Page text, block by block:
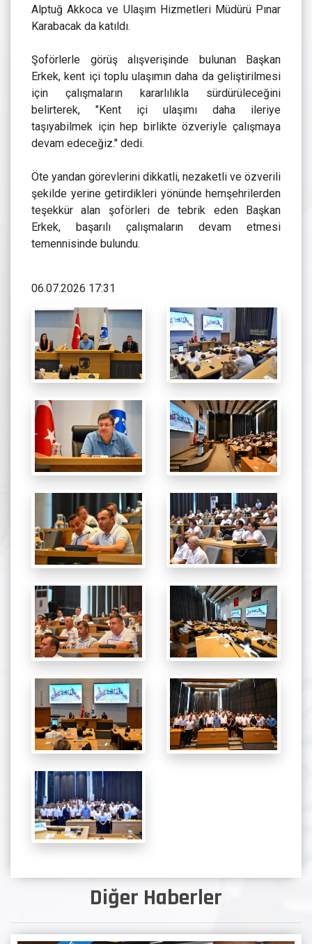
Diğer Haberler
Alptuğ Akkoca ve Ulaşım Hizmetleri Müdürü Pınar
Karabacak da katıldı.
Şoförlerle görüş alışverişinde bulunan Başkan
Erkek, kent içi toplu ulaşımın daha da geliştirilmesi
için çalışmaların kararlılıkla sürdürüleceğini
belirterek, "Kent içi ulaşımı daha ileriye
taşıyabilmek için hep birlikte özveriyle çalışmaya
devam edeceğiz." dedi.
Öte yandan görevlerini dikkatli, nezaketli ve özverili
şekilde yerine getirdikleri yönünde hemşehrilerden
teşekkür alan şoförleri de tebrik eden Başkan
Erkek, başarılı çalışmaların devam etmesi
temennisinde bulundu.
06.07.2026 17:31